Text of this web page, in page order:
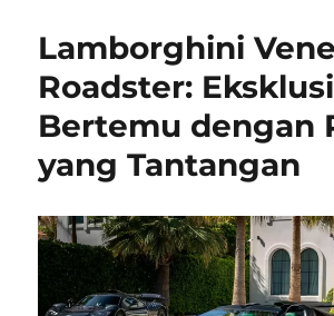
Lamborghini
Roadster:
Bertemu dengan
yang Tantangan